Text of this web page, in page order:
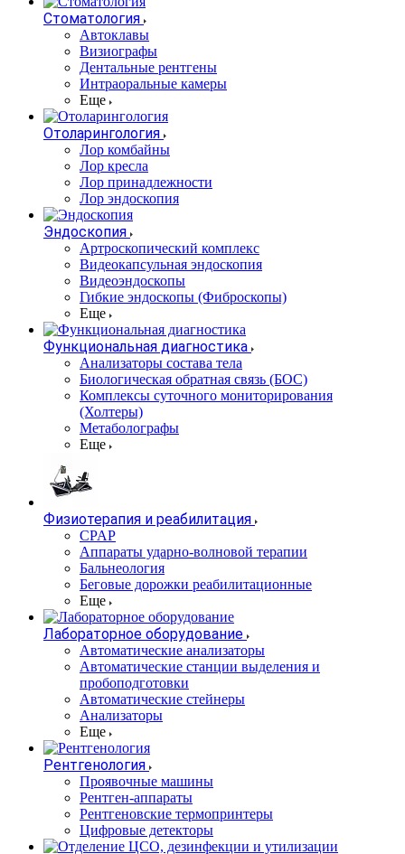
Стоматология
Автоклавы
Визиографы
Дентальные рентгены
Интраоральные камеры
Еще
Отоларингология
Лор комбайны
Лор кресла
Лор принадлежности
Лор эндоскопия
Эндоскопия
Артроскопический комплекс
Видеокапсульная эндоскопия
Видеоэндоскопы
Гибкие эндоскопы (Фиброcкопы)
Еще
Функциональная диагностика
Анализаторы состава тела
Биологическая обратная связь (БОС)
Комплексы суточного мониторирования
(Холтеры)
Метаболографы
Еще
Физиотерапия и реабилитация
CPAP
Аппараты ударно-волновой терапии
Бальнеология
Беговые дорожки реабилитационные
Еще
Лабораторное оборудование
Автоматические анализаторы
Автоматические станции выделения и
пробоподготовки
Автоматические стейнеры
Анализаторы
Еще
Рентгенология
Проявочные машины
Рентген-аппараты
Рентгеновские термопринтеры
Цифровые детекторы